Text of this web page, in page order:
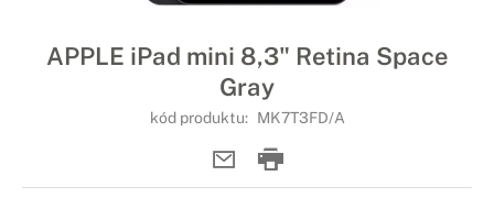
APPLE iPad mini 8,3" Retina Space
Gray
kód produktu: MK7T3FD/A